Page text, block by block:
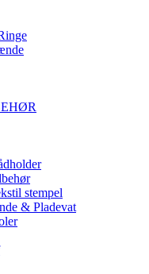
stempel
& Pladevat